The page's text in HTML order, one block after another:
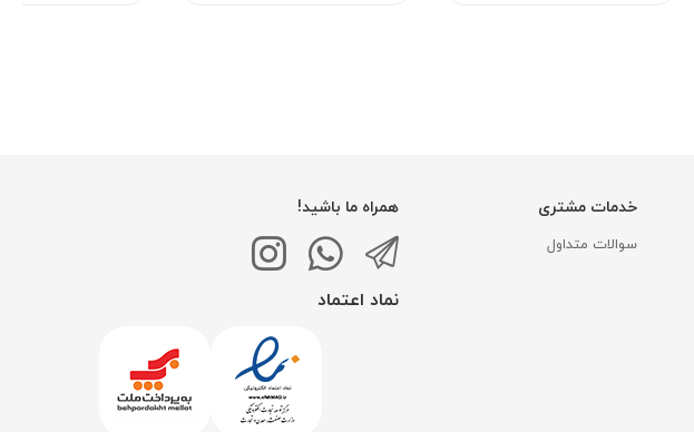
خدمات مشتری
سوالات متداول
همراه ما باشید!
نماد اعتماد